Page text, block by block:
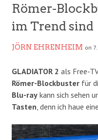
Römer-
im Trend sind
JÖRN EHRENHEIM on
GLADIATOR 2 als Free-
Römer-Blockbuster für
Blu-ray kann sich sehen
Tasten , denn ich haue